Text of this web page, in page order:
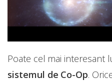
Poate cel mai
sistemul de Co-Op.